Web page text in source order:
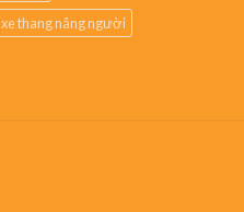
xe thang nâng người